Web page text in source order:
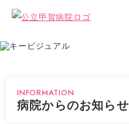
INFORMATION
病院からのお知らせ